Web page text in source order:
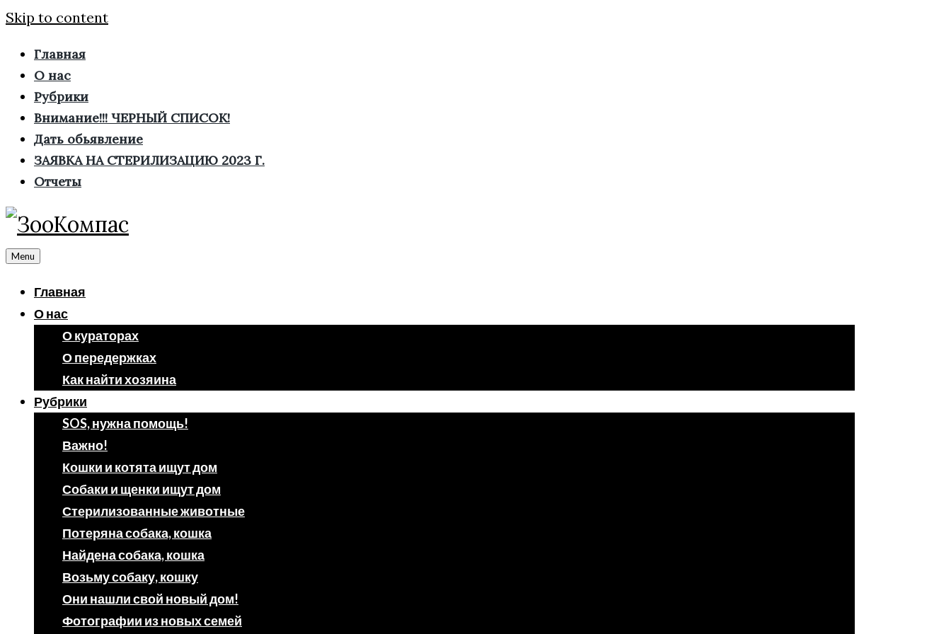
Skip to content
Главная
О нас
Рубрики
Внимание!!! ЧЕРНЫЙ СПИСОК!
Дать обьявление
ЗАЯВКА НА СТЕРИЛИЗАЦИЮ 2023 Г.
Отчеты
Menu
Главная
О нас
О кураторах
О передержках
Как найти хозяина
Рубрики
SOS, нужна помощь!
Важно!
Кошки и котята ищут дом
Собаки и щенки ищут дом
Стерилизованные животные
Потеряна собака, кошка
Найдена собака, кошка
Возьму собаку, кошку
Они нашли свой новый дом!
Фотографии из новых семей